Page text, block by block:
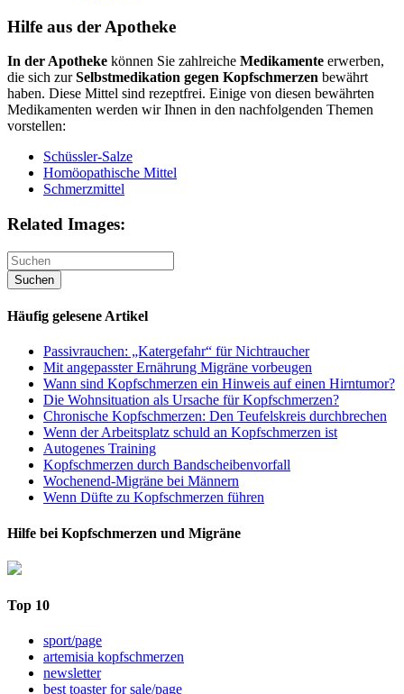
Hilfe aus der Apotheke
In der Apotheke können Sie zahlreiche Medikamente erwerben,
die sich zurSelbstmedikation gegen Kopfschmerzen bewährt
haben. Diese Mittel sind rezeptfrei. Einige von diesen bewährten
Medikamenten werden wir Ihnen in den nachfolgenden Themen
vorstellen:
Schüssler-Salze
Homöopathische Mittel
Schmerzmittel
Related Images:
Häufig gelesene Artikel
Passivrauchen: „Katergefahr“ für Nichtraucher
Mit angepasster Ernährung Migräne vorbeugen
Wann sind Kopfschmerzen ein Hinweis auf einen Hirntumor?
Die Wohnsituation als Ursache für Kopfschmerzen?
Chronische Kopfschmerzen: Den Teufelskreis durchbrechen
Wenn der Arbeitsplatz schuld an Kopfschmerzen ist
Autogenes Training
Kopfschmerzen durch Bandscheibenvorfall
Wochenend-Migräne bei Männern
Wenn Düfte zu Kopfschmerzen führen
Hilfe bei Kopfschmerzen und Migräne
Top 10
sport/page
artemisia kopfschmerzen
newsletter
best toaster for sale/page